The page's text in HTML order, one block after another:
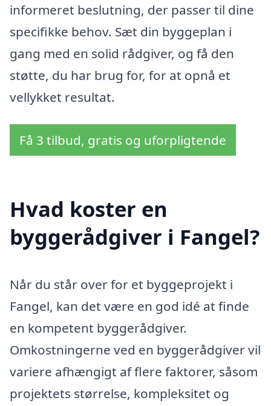
informeret beslutning, der passer til dine
specifikke behov. Sæt din byggeplan i
gang med en solid rådgiver, og få den
støtte, du har brug for, for at opnå et
vellykket resultat.
Få 3 tilbud, gratis og uforpligtende
Hvad koster en
byggerådgiver i Fangel?
Når du står over for et byggeprojekt i
Fangel, kan det være en god idé at finde
en kompetent byggerådgiver.
Omkostningerne ved en byggerådgiver vil
variere afhængigt af flere faktorer, såsom
projektets størrelse, kompleksitet og